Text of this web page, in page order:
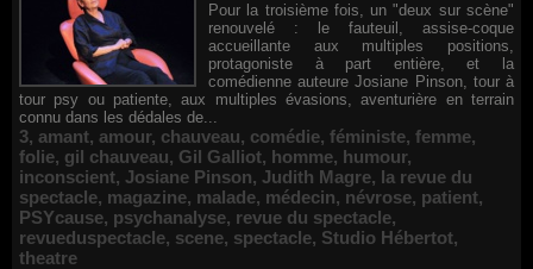
Pour la troisième fois, un "deux sur scène"
renouvelé : le fauteuil, assise-coque
accueillante aux multiples positions,
protagoniste à part entière, et la
comédienne auteure Josiane Pinson, tour à
tour psy ou patiente, aux multiples évasions, aventurière en terrain
connu dans les dédales de...
3, amant, amour, chauveau, comédie, féministe, femme,
folie, gil chauveau, Gil Galliot, homme, humour,
inconscient, Josiane Pinson, Judith Magre, la revue du
spectacle, magazine, malade, médecin, névrose, patient,
PSYcause, psychanalyse, revue du spectacle,
revueduspectacle, scene, spectacle, Studio Hébertot,
theatre